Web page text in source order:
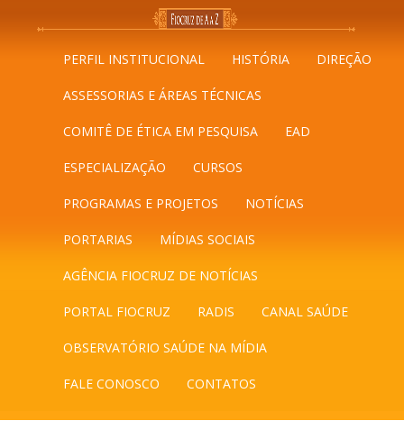
PERFIL INSTITUCIONAL HISTÓRIA DIREÇÃO
ASSESSORIAS E ÁREAS TÉCNICAS
COMITÊ DE ÉTICA EM PESQUISA EAD
ESPECIALIZAÇÃO CURSOS
PROGRAMAS E PROJETOS NOTÍCIAS
PORTARIAS MÍDIAS SOCIAIS
AGÊNCIA FIOCRUZ DE NOTÍCIAS
PORTAL FIOCRUZ RADIS CANAL SAÚDE
OBSERVATÓRIO SAÚDE NA MÍDIA
FALE CONOSCO CONTATOS